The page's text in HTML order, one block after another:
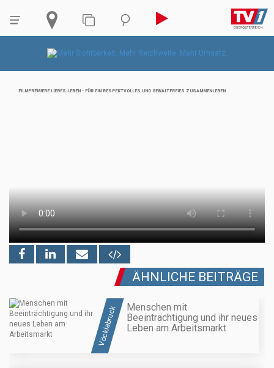
FILMPREMIERE LIEBES:LEBEN - FÜR EIN RESPEKTVOLLES UND GEWALTFREIES ZUSAMMENLEBEN
ÄHNLICHE BEITRÄGE
Vöcklabruck
Menschen mit
Beeinträchtigung und ihr neues
Leben am Arbeitsmarkt